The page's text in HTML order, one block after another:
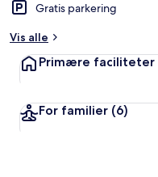
Gratis parkering
Vis alle
Primære faciliteter
For familier (6)